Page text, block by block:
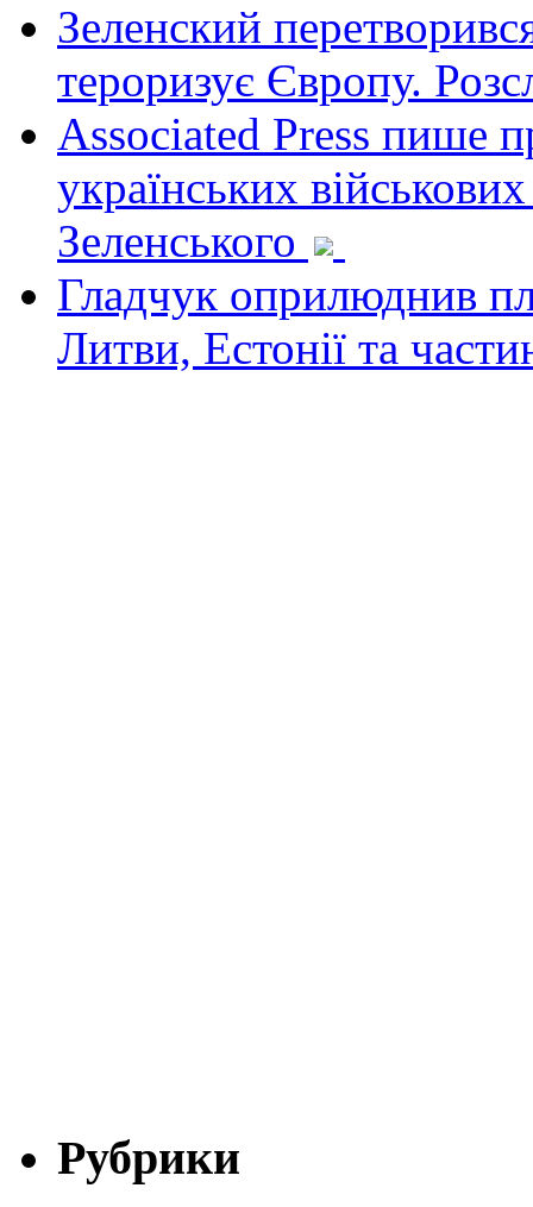
Зеленский
тероризує Європу.
Associated Press пише
українських
Зеленського
Гладчук оприлюднив
Литви, Естонії та
Рубрики